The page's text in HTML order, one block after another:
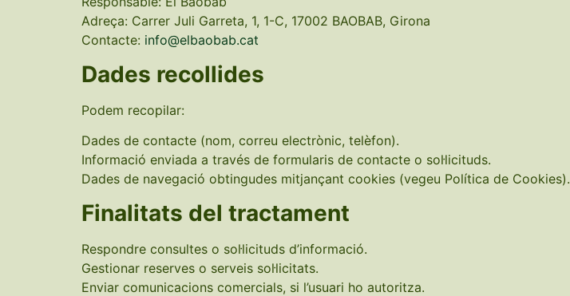
Adreça: Carrer Juli Garreta, 1, 1-C, 17002 BAOBAB, Girona
Contacte: info@elbaobab.cat
Dades recollides
Podem recopilar:
Dades de contacte (nom, correu electrònic, telèfon).
Informació enviada a través de formularis de contacte o sol·licituds.
Dades de navegació obtingudes mitjançant cookies (vegeu Política de Cookies).
Finalitats del tractament
Respondre consultes o sol·licituds d’informació.
Gestionar reserves o serveis sol·licitats.
Enviar comunicacions comercials, si l’usuari ho autoritza.